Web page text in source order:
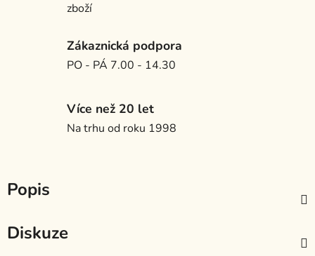
zboží
Zákaznická podpora
PO - PÁ 7.00 - 14.30
Více než 20 let
Na trhu od roku 1998
Popis
Diskuze